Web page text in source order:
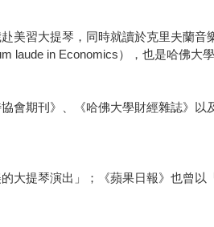
美習大提琴，同時就讀於克里夫蘭
laude in Economics），也是哈佛大
會期刊》、《哈佛大學財經雜誌》以
大提琴演出」；《蘋果日報》也曾以